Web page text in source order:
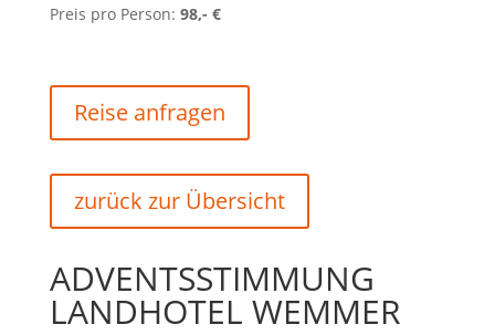
Preis pro Person: 98,- €
Reise anfragen
zurück zur Übersicht
ADVENTSSTIMMUNG
LANDHOTEL WEMMER